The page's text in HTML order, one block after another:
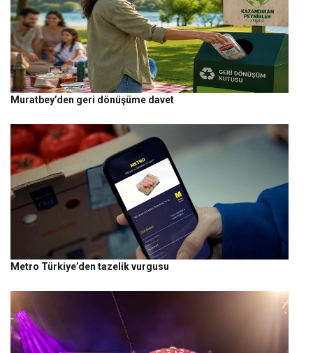
Muratbey’den geri dönüşüme davet
Metro Türkiye’den tazelik vurgusu